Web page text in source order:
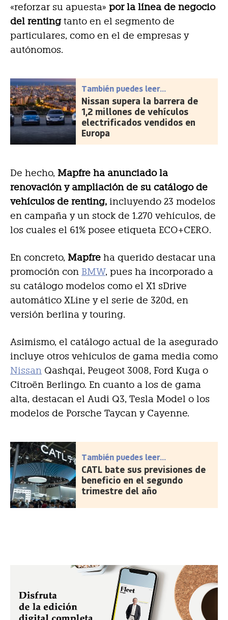
«reforzar su apuesta» por la línea de negocio
del rentingtanto en el segmento de
particulares, como en el de empresas y
autónomos.
También puedes leer...
Nissan supera la barrera de
1,2 millones de vehículos
electrificados vendidos en
Europa
De hecho, Mapfre ha anunciado la
renovación y ampliación de su catálogo de
vehículos de renting, incluyendo 23 modelos
en campaña y un stock de 1.270 vehículos, de
los cuales el 61% posee etiqueta ECO+CERO.
En concreto, Mapfre ha querido destacar una
promoción con BMW, pues ha incorporado a
su catálogo modelos como el X1 sDrive
automático XLine y el serie de 320d, en
versión berlina y touring.
Asimismo, el catálogo actual de la asegurado
incluye otros vehículos de gama media como
Nissan Qashqai, Peugeot 3008, Ford Kuga o
Citroën Berlingo. En cuanto a los de gama
alta, destacan el Audi Q3, Tesla Model o los
modelos de Porsche Taycan y Cayenne.
También puedes leer...
CATL bate sus previsiones de
beneficio en el segundo
trimestre del año